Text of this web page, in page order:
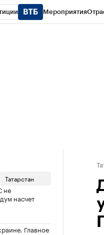
Мероприятия
Татарстан
не
насчет
Главное